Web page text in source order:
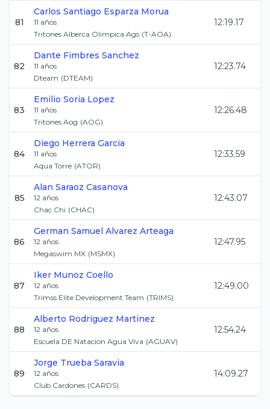
81
Carlos Santiago Esparza Morua
11 años
Tritones Alberca Olimpica Ags (T-AOA)
12:19.17
82
Dante Fimbres Sanchez
11 años
Dteam (DTEAM)
12:23.74
83
Emilio Soria Lopez
11 años
Tritones Aog (AOG)
12:26.48
84
Diego Herrera Garcia
11 años
Aqua Torre (ATOR)
12:33.59
85
Alan Saraoz Casanova
12 años
Chac Chi (CHAC)
12:43.07
86
German Samuel Alvarez Arteaga
12 años
Megaswim MX (MSMX)
12:47.95
87
Iker Munoz Coello
12 años
Trimss Elite Development Team (TRIMS)
12:49.00
88
Alberto Rodriguez Martinez
12 años
Escuela DE Natacion Agua Viva (AGUAV)
12:54.24
89
Jorge Trueba Saravia
12 años
Club Cardones (CARDS)
14:09.27